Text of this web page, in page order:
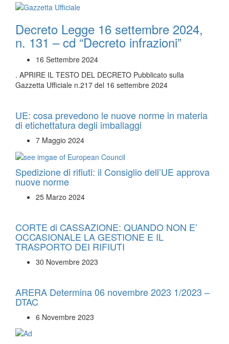
Decreto Legge 16 settembre 2024,
n. 131 – cd “Decreto infrazioni”
16 Settembre 2024
. APRIRE IL TESTO DEL DECRETO Pubblicato sulla
Gazzetta Ufficiale n.217 del 16 settembre 2024
UE: cosa prevedono le nuove norme in materia
di etichettatura degli imballaggi
7 Maggio 2024
Spedizione di rifiuti: il Consiglio dell’UE approva
nuove norme
25 Marzo 2024
CORTE di CASSAZIONE: QUANDO NON E’
OCCASIONALE LA GESTIONE E IL
TRASPORTO DEI RIFIUTI
30 Novembre 2023
ARERA Determina 06 novembre 2023 1/2023 –
DTAC
6 Novembre 2023